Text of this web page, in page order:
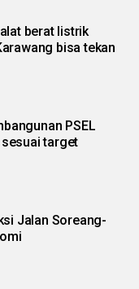
berat listrik
bisa tekan
PSEL
target